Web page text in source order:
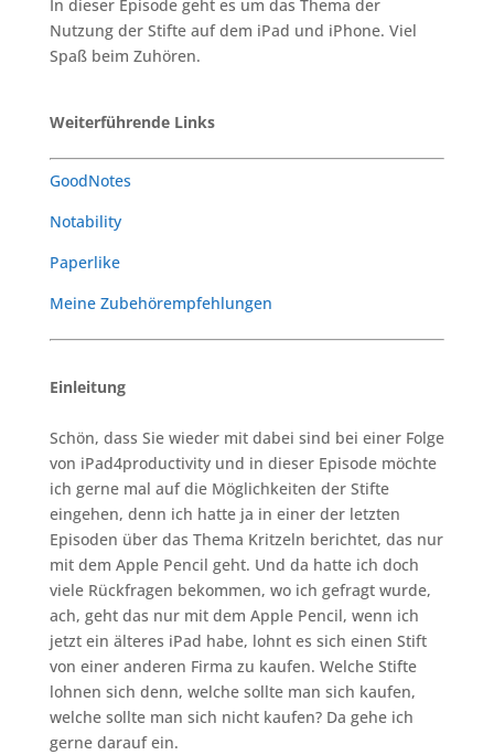
In dieser Episode geht es um das Thema der
Nutzung der Stifte auf dem iPad und iPhone. Viel
Spaß beim Zuhören.
Weiterführende Links
GoodNotes
Notability
Paperlike
Meine Zubehörempfehlungen
Einleitung
Schön, dass Sie wieder mit dabei sind bei einer Folge
von iPad4productivity und in dieser Episode möchte
ich gerne mal auf die Möglichkeiten der Stifte
eingehen, denn ich hatte ja in einer der letzten
Episoden über das Thema Kritzeln berichtet, das nur
mit dem Apple Pencil geht. Und da hatte ich doch
viele Rückfragen bekommen, wo ich gefragt wurde,
ach, geht das nur mit dem Apple Pencil, wenn ich
jetzt ein älteres iPad habe, lohnt es sich einen Stift
von einer anderen Firma zu kaufen. Welche Stifte
lohnen sich denn, welche sollte man sich kaufen,
welche sollte man sich nicht kaufen? Da gehe ich
gerne darauf ein.